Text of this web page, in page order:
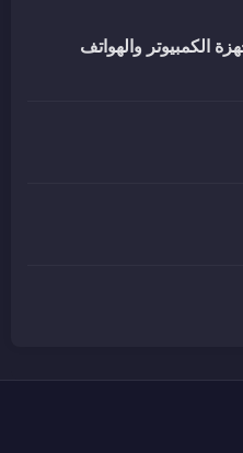
الكمبيوتر والهواتف